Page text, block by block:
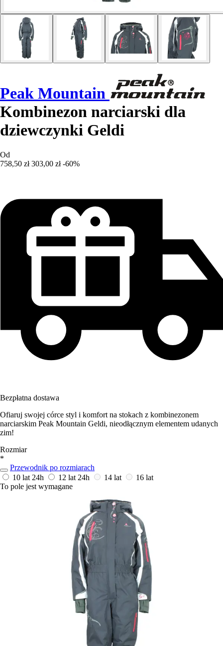
Peak Mountain
Kombinezon narciarski dla
dziewczynki Geldi
Od
758,50 zł 303,00 zł -60%
Bezpłatna dostawa
Ofiaruj swojej córce styl i komfort na stokach z kombinezonem
narciarskim Peak Mountain Geldi, nieodłącznym elementem udanych
zim!
Rozmiar
*
Przewodnik po rozmiarach
10 lat 24h 12 lat 24h 14 lat
16 lat
To pole jest wymagane